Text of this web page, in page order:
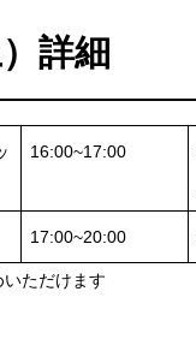
詳細
16:00~17:00
17:00~20:00
ただけます